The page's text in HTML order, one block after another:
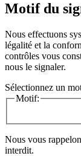
Motif du
Nous effectuons
légalité et la
contrôles vous
nous le signaler.
Sélectionnez un
Motif:
Nous vous
interdit.